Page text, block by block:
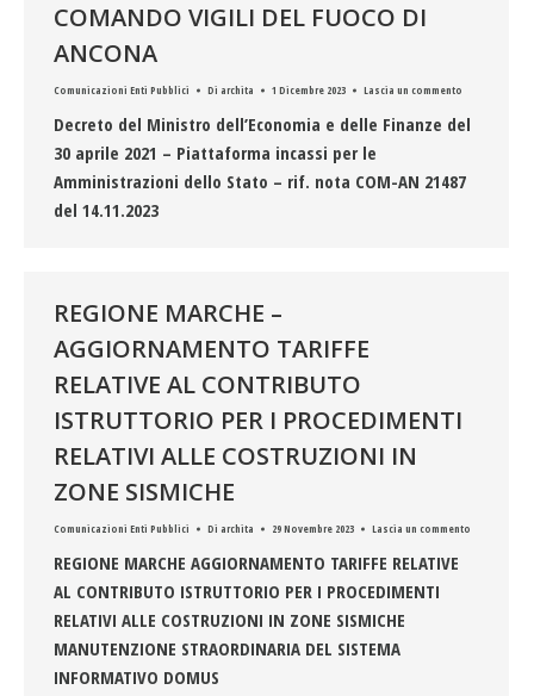
COMANDO VIGILI DEL FUOCO DI
ANCONA
Comunicazioni Enti Pubblici Di archita 1 Dicembre 2023 Lascia un commento
Decreto del Ministro dell’Economia e delle Finanze del
30 aprile 2021 – Piattaforma incassi per le
Amministrazioni dello Stato – rif. nota COM-AN 21487
del 14.11.2023
REGIONE MARCHE –
AGGIORNAMENTO TARIFFE
RELATIVE AL CONTRIBUTO
ISTRUTTORIO PER I PROCEDIMENTI
RELATIVI ALLE COSTRUZIONI IN
ZONE SISMICHE
Comunicazioni Enti Pubblici Di archita 29 Novembre 2023 Lascia un commento
REGIONE MARCHE AGGIORNAMENTO TARIFFE RELATIVE
AL CONTRIBUTO ISTRUTTORIO PER I PROCEDIMENTI
RELATIVI ALLE COSTRUZIONI IN ZONE SISMICHE
MANUTENZIONE STRAORDINARIA DEL SISTEMA
INFORMATIVO DOMUS